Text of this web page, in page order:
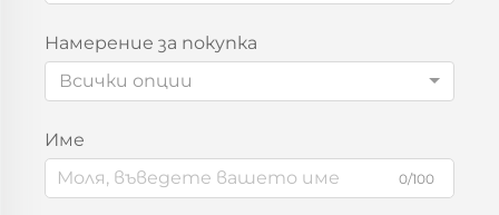
Намерение за покупка
Всички опции
Име
0/100